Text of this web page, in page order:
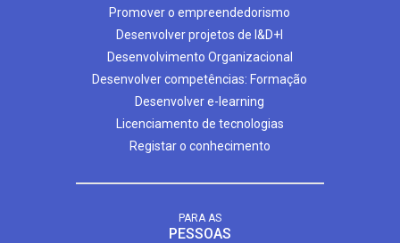
Promover o empreendedorismo
Desenvolver projetos de I&D+I
Desenvolvimento Organizacional
Desenvolver competências: Formação
Desenvolver e-learning
Licenciamento de tecnologias
Registar o conhecimento
PARA AS
PESSOAS